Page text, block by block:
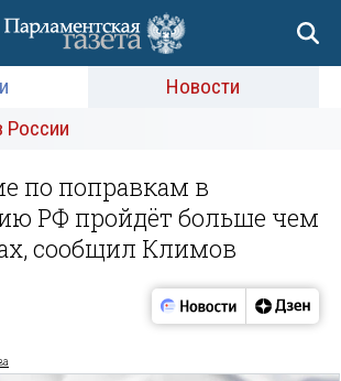
Новости
России
по поправкам в
РФ пройдёт больше чем
сообщил Климов